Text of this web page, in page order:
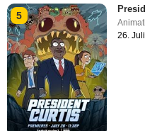
5
26.